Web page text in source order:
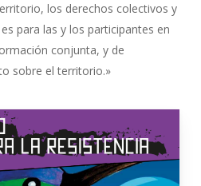
los derechos colectivos y
para las y los participantes en
conjunta, y de
sobre el territorio.»